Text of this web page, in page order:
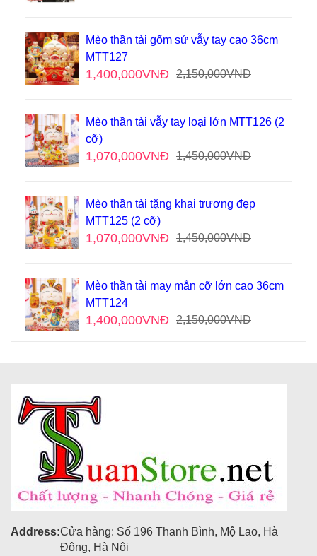
Mèo thần tài gốm sứ vẫy tay cao 36cm
MTT127
2,150,000VNĐ
1,400,000VNĐ
Mèo thần tài vẫy tay loại lớn MTT126 (2
cỡ)
1,450,000VNĐ
1,070,000VNĐ
Mèo thần tài tặng khai trương đẹp
MTT125 (2 cỡ)
1,450,000VNĐ
1,070,000VNĐ
Mèo thần tài may mắn cỡ lớn cao 36cm
MTT124
2,150,000VNĐ
1,400,000VNĐ
Address:Cửa hàng: Số 196 Thanh Bình, Mộ Lao, Hà
Đông, Hà Nội